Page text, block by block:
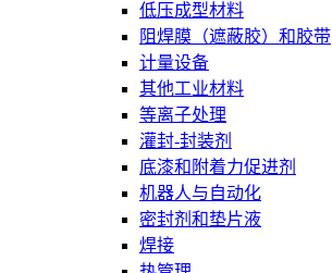
低压成型材料
阻焊膜（遮蔽胶）和胶带
计量设备
其他工业材料
等离子处理
灌封-封装剂
底漆和附着力促进剂
机器人与自动化
密封剂和垫片液
焊接